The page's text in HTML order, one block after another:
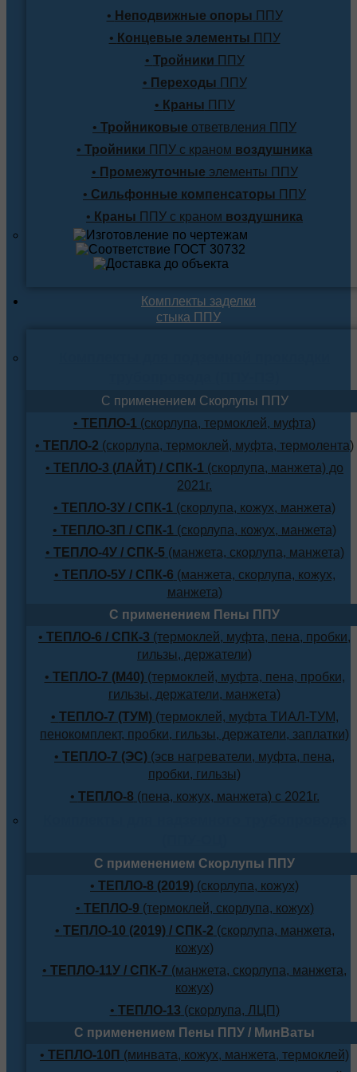
• Неподвижные опоры ППУ
• Концевые элементы ППУ
• Тройники ППУ
• Переходы ППУ
• Краны ППУ
• Тройниковые ответвления ППУ
• Тройники ППУ с краном воздушника
• Промежуточные элементы ППУ
• Сильфонные компенсаторы ППУ
• Краны ППУ с краном воздушника
Комплекты заделки
стыка ППУ
С применением Скорлупы ППУ
• ТЕПЛО-1 (скорлупа, термоклей, муфта)
• ТЕПЛО-2 (скорлупа, термоклей, муфта, термолента)
• ТЕПЛО-3 (ЛАЙТ) / СПК-1 (скорлупа, манжета) до
2021г.
• ТЕПЛО-3У / СПК-1 (скорлупа, кожух, манжета)
• ТЕПЛО-3П / СПК-1 (скорлупа, кожух, манжета)
• ТЕПЛО-4У / СПК-5 (манжета, скорлупа, манжета)
• ТЕПЛО-5У / СПК-6 (манжета, скорлупа, кожух,
манжета)
С применением Пены ППУ
• ТЕПЛО-6 / СПК-3 (термоклей, муфта, пена, пробки,
гильзы, держатели)
• ТЕПЛО-7 (М40)(термоклей, муфта, пена, пробки,
гильзы, держатели, манжета)
• ТЕПЛО-7 (ТУМ)(термоклей, муфта ТИАЛ-ТУМ,
пенокомплект, пробки, гильзы, держатели, заплатки)
• ТЕПЛО-7 (ЭС) (эсв нагреватели, муфта, пена,
пробки, гильзы)
• ТЕПЛО-8 (пена, кожух, манжета) с 2021г.
С применением Скорлупы ППУ
• ТЕПЛО-8 (2019) (скорлупа, кожух)
• ТЕПЛО-9 (термоклей, скорлупа, кожух)
• ТЕПЛО-10 (2019) / СПК-2 (скорлупа, манжета,
кожух)
• ТЕПЛО-11У / СПК-7 (манжета, скорлупа, манжета,
кожух)
• ТЕПЛО-13 (скорлупа, ЛЦП)
С применением Пены ППУ / МинВаты
• ТЕПЛО-10П (минвата, кожух, манжета, термоклей)